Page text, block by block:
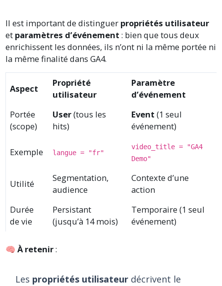
Il est important de distinguer propriétés utilisateur
et paramètres d’événement : bien que tous deux
enrichissent les données, ils n’ont ni la même portée ni
la même finalité dans GA4.
Aspect
Propriété
utilisateur
Paramètre
d’événement
Portée
(scope)
User(tous les
hits)
Event (1 seul
événement)
Exemple langue = "fr"
video_title = "GA4
Demo"
Utilité
Segmentation,
audience
Contexte d’une
action
Durée
de vie
Persistant
(jusqu’à 14 mois)
Temporaire (1 seul
événement)
🧠 À retenir:
Les propriétés utilisateurdécrivent le